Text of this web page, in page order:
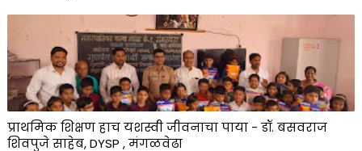
प्राथमिक शिक्षण हाच यशस्वी जीवनाचा पाया - डॉ. बसवराज
शिवपुजे साहेब, DYSP , मंगळवेढा